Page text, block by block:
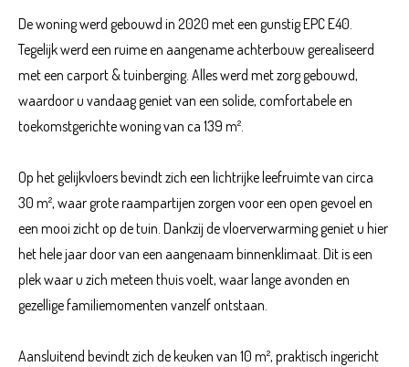
De woning werd gebouwd in 2020 met een gunstig EPC E40.
Tegelijk werd een ruime en aangename achterbouw gerealiseerd
met een carport & tuinberging. Alles werd met zorg gebouwd,
waardoor u vandaag geniet van een solide, comfortabele en
toekomstgerichte woning van ca 139 m².
Op het gelijkvloers bevindt zich een lichtrijke leefruimte van circa
30 m², waar grote raampartijen zorgen voor een open gevoel en
een mooi zicht op de tuin. Dankzij de vloerverwarming geniet u hier
het hele jaar door van een aangenaam binnenklimaat. Dit is een
plek waar u zich meteen thuis voelt, waar lange avonden en
gezellige familiemomenten vanzelf ontstaan.
Aansluitend bevindt zich de keuken van 10 m², praktisch ingericht